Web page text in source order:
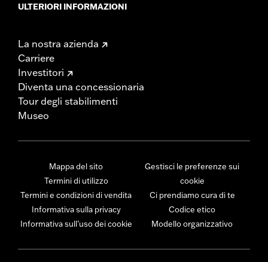
ULTERIORI INFORMAZIONI
La nostra azienda
Carriere
Investitori
Diventa una concessionaria
Tour degli stabilimenti
Museo
Mappa del sito
Termini di utilizzo
Termini e condizioni di vendita
Informativa sulla privacy
Informativa sull’uso dei cookie
Gestisci le preferenze sui
cookie
Ci prendiamo cura di te
Codice etico
Modello organizzativo